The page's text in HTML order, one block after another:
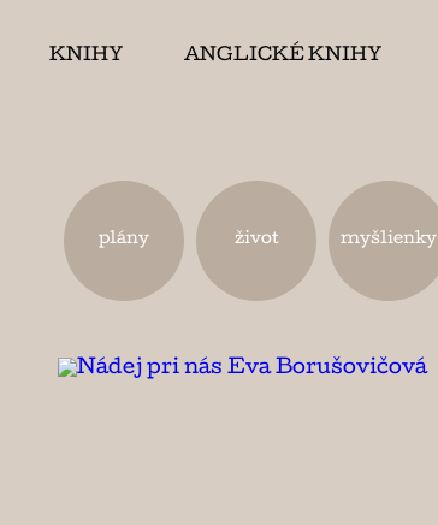
KNIHY ANGLICKÉ KNIHY
plány život myšlienky